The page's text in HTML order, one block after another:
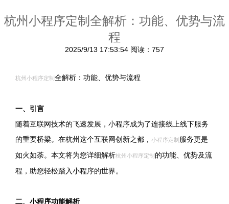
杭州小程序定制全解析：功能、优势与流
程
2025/9/13 17:53:54 阅读：757
杭州小程序定制 全解析：功能、优势与流程
一、引言
随着互联网技术的飞速发展，小程序成为了连接线上线下服务
的重要桥梁。在杭州这个互联网创新之都， 小程序定制 服务更是
如火如荼。本文将为您详细解析杭州小程序定制 的功能、优势及流
程，助您轻松踏入小程序的世界。
二、小程序功能解析